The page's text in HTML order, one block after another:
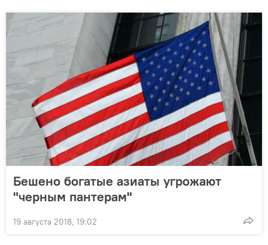
Бешено богатые азиаты угрожают
"черным пантерам"
19 августа 2018, 19:02